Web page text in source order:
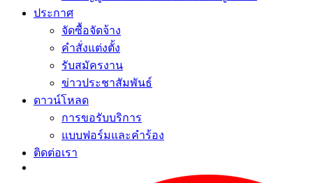
ประกาศ
จัดซื้อจัดจ้าง
คำสั่งแต่งตั้ง
รับสมัครงาน
ข่าวประชาสัมพันธ์
ดาวน์โหลด
การขอรับบริการ
แบบฟอร์มและคำร้อง
ติดต่อเรา